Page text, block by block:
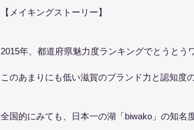
【メイキングストーリー】
2015年、都道府県魅力度ランキングでとうとう
このあまりにも低い滋賀のブランド力と認知度
全国的にみても、日本一の湖「biwako」の知名